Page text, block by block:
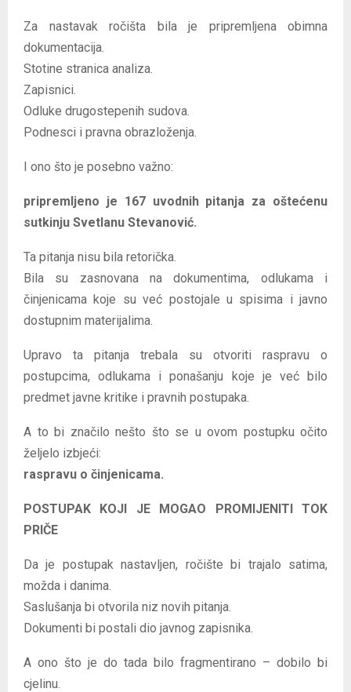
Za nastavak ročišta bila je pripremljena obimna
dokumentacija.
Stotine stranica analiza.
Zapisnici.
Odluke drugostepenih sudova.
Podnesci i pravna obrazloženja.
I ono što je posebno važno:
pripremljeno je 167 uvodnih pitanja za oštećenu
sutkinju Svetlanu Stevanović.
Ta pitanja nisu bila retorička.
Bila su zasnovana na dokumentima, odlukama i
činjenicama koje su već postojale u spisima i javno
dostupnim materijalima.
Upravo ta pitanja trebala su otvoriti raspravu o
postupcima, odlukama i ponašanju koje je već bilo
predmet javne kritike i pravnih postupaka.
A to bi značilo nešto što se u ovom postupku očito
željelo izbjeći:
raspravu o činjenicama.
POSTUPAK KOJI JE MOGAO PROMIJENITI TOK
PRIČE
Da je postupak nastavljen, ročište bi trajalo satima,
možda i danima.
Saslušanja bi otvorila niz novih pitanja.
Dokumenti bi postali dio javnog zapisnika.
A ono što je do tada bilo fragmentirano – dobilo bi
cjelinu.